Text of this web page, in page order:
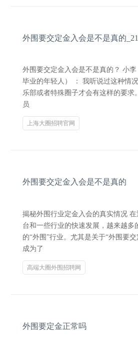
外围要交定金入会是不是真的
外围要交定金入会是不是真的？ 小李
毕业的年轻人） ： 我听说过这种情
乐部或者特殊圈子才会有这样的要求
员
上海大圈招聘官网
外围要交定金入会是不是真的
揭秘外围行业定金入会的真实情况
台和一些行业的快速发展，越来越多
的“外围”行业。尤其是关于“外围要交
成为了
高端大圈外围招聘网
外围要定金正常吗